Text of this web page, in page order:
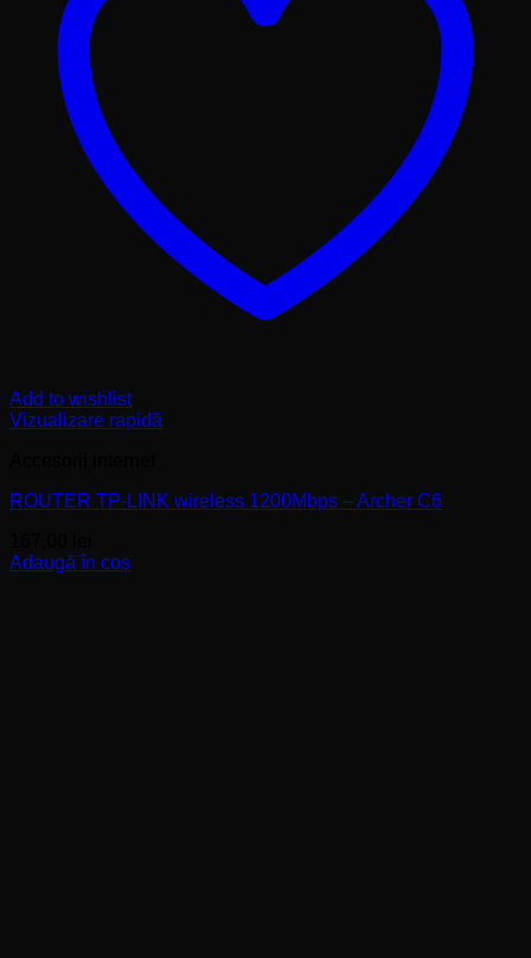
Add to wishlist
Vizualizare rapidă
ROUTER TP-LINK wireless 1200Mbps – Archer C6
Adaugă în coș